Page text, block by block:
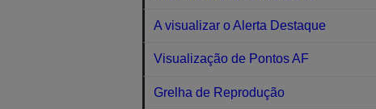
A visualizar o Alerta Destaque
Visualização de Pontos AF
Grelha de Reprodução